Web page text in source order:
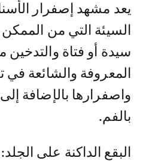
يعد مشهد إصفرار
السيئة التي من
سيدة أو فتاة والتدخين
المعروفة والشائعة
واصفرارها بالإضافة
بالفم.
البقع الداكنة على الجلد: